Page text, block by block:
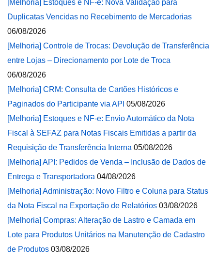
[Melhoria] Estoques e NF-e: Nova Validação para
Duplicatas Vencidas no Recebimento de Mercadorias
06/08/2026
[Melhoria] Controle de Trocas: Devolução de Transferência
entre Lojas – Direcionamento por Lote de Troca
06/08/2026
[Melhoria] CRM: Consulta de Cartões Históricos e
Paginados do Participante via API 05/08/2026
[Melhoria] Estoques e NF-e: Envio Automático da Nota
Fiscal à SEFAZ para Notas Fiscais Emitidas a partir da
Requisição de Transferência Interna 05/08/2026
[Melhoria] API: Pedidos de Venda – Inclusão de Dados de
Entrega e Transportadora 04/08/2026
[Melhoria] Administração: Novo Filtro e Coluna para Status
da Nota Fiscal na Exportação de Relatórios 03/08/2026
[Melhoria] Compras: Alteração de Lastro e Camada em
Lote para Produtos Unitários na Manutenção de Cadastro
de Produtos 03/08/2026